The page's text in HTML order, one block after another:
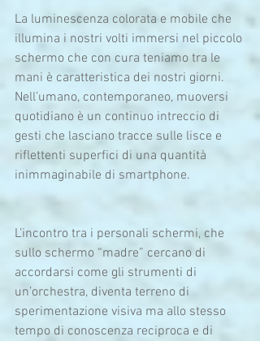
La luminescenza colorata e mobile che
illumina i nostri volti immersi nel piccolo
schermo che con cura teniamo tra le
mani è caratteristica dei nostri giorni.
Nell’umano, contemporaneo, muoversi
quotidiano è un continuo intreccio di
gesti che lasciano tracce sulle lisce e
riflettenti superfici di una quantità
inimmaginabile di smartphone.
L’incontro tra i personali schermi, che
sullo schermo “madre” cercano di
accordarsi come gli strumenti di
un’orchestra, diventa terreno di
sperimentazione visiva ma allo stesso
tempo di conoscenza reciproca e di